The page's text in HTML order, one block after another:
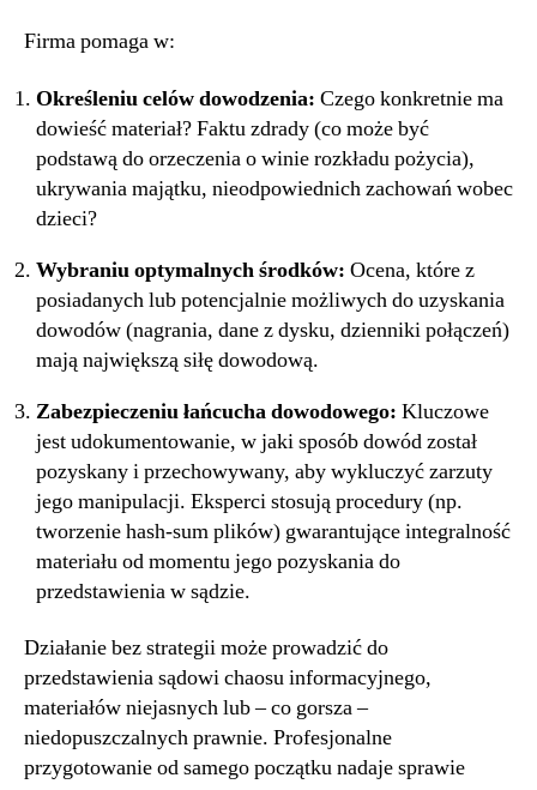
Firma pomaga w:
Określeniu celów dowodzenia: Czego konkretnie ma
dowieść materiał? Faktu zdrady (co może być
podstawą do orzeczenia o winie rozkładu pożycia),
ukrywania majątku, nieodpowiednich zachowań wobec
dzieci?
Wybraniu optymalnych środków: Ocena, które z
posiadanych lub potencjalnie możliwych do uzyskania
dowodów (nagrania, dane z dysku, dzienniki połączeń)
mają największą siłę dowodową.
Zabezpieczeniu łańcucha dowodowego: Kluczowe
jest udokumentowanie, w jaki sposób dowód został
pozyskany i przechowywany, aby wykluczyć zarzuty
jego manipulacji. Eksperci stosują procedury (np.
tworzenie hash-sum plików) gwarantujące integralność
materiału od momentu jego pozyskania do
przedstawienia w sądzie.
Działanie bez strategii może prowadzić do
przedstawienia sądowi chaosu informacyjnego,
materiałów niejasnych lub – co gorsza –
niedopuszczalnych prawnie. Profesjonalne
przygotowanie od samego początku nadaje sprawie